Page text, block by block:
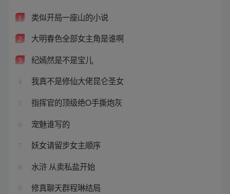
1 类似开局一座山的小说
2 大明春色全部女主角是谁啊
3 纪嫣然是不是宝儿
4 我真不是修仙大佬昆仑圣女
5 指挥官的顶级绝O手撕炮灰
6 宠魅谁写的
7 妖女请留步女主顺序
8 水浒 从卖私盐开始
9 修真聊天群程琳结局